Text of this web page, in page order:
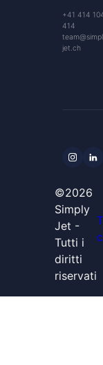
+41 414
414
jet.ch
©2026
Simply
Jet -
Tutti i
diritti
riservati